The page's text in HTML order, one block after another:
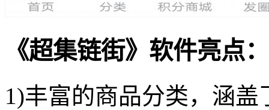
《超集链街》软件亮点：
1)丰富的商品分类，涵